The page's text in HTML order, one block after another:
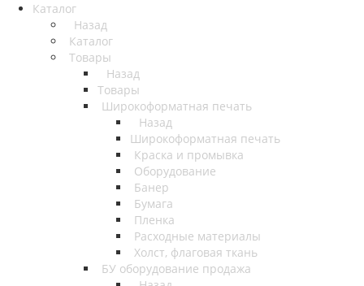
Каталог
Назад
Каталог
Товары
Назад
Товары
Широкоформатная печать
Назад
Широкоформатная печать
Краска и промывка
Оборудование
Банер
Бумага
Пленка
Расходные материалы
Холст, флаговая ткань
БУ оборудование продажа